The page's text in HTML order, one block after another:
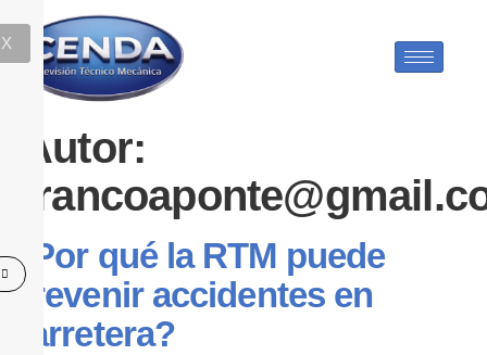
X
Autor:
¿Por qué la RTM puede
prevenir accidentes en
carretera?